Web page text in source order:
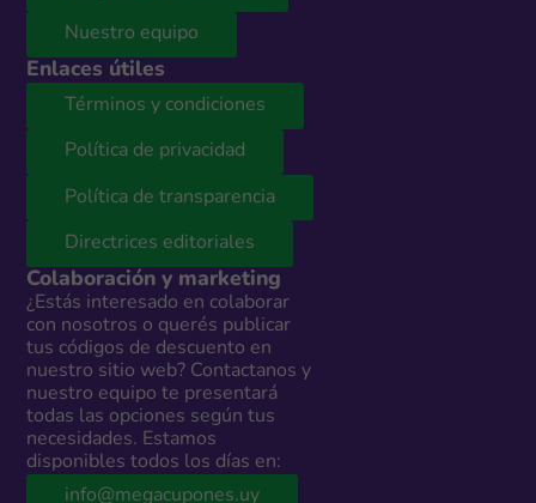
Nuestro equipo
Enlaces útiles
Términos y condiciones
Política de privacidad
Política de transparencia
Directrices editoriales
Colaboración y marketing
¿Estás interesado en colaborar
con nosotros o querés publicar
tus códigos de descuento en
nuestro sitio web? Contactanos y
nuestro equipo te presentará
todas las opciones según tus
necesidades. Estamos
disponibles todos los días en:
info@megacupones.uy